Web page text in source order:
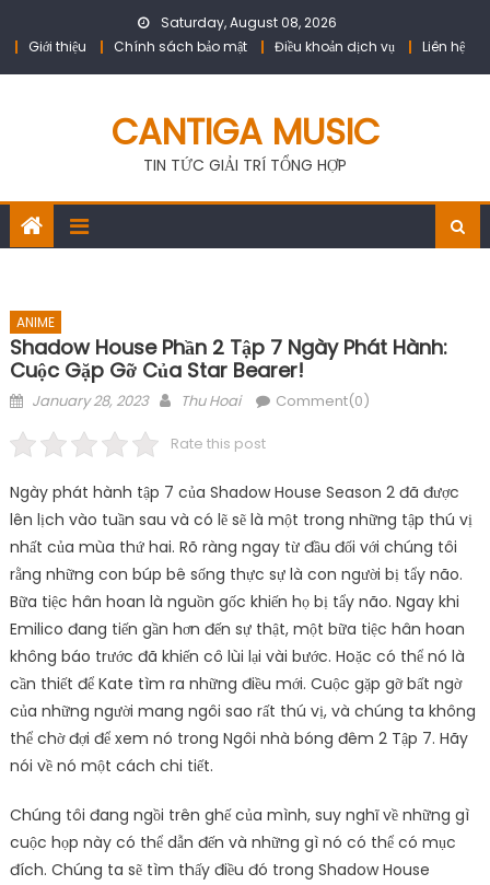
Saturday, August 08, 2026
Giới thiệu
Chính sách bảo mật Điều khoản dịch vụ Liên hệ
CANTIGA MUSIC
TIN TỨC GIẢI TRÍ TỔNG HỢP
ANIME
Shadow House Phần 2 Tập 7 Ngày Phát Hành:
Cuộc Gặp Gỡ Của Star Bearer!
Posted
January 28, 2023 Author
Thu Hoai Comment(0)
Rate this post
Ngày phát hành tập 7 của Shadow House Season 2 đã được
lên lịch vào tuần sau và có lẽ sẽ là một trong những tập thú vị
nhất của mùa thứ hai. Rõ ràng ngay từ đầu đối với chúng tôi
rằng những con búp bê sống thực sự là con người bị tẩy não.
Bữa tiệc hân hoan là nguồn gốc khiến họ bị tẩy não. Ngay khi
Emilico đang tiến gần hơn đến sự thật, một bữa tiệc hân hoan
không báo trước đã khiến cô lùi lại vài bước. Hoặc có thể nó là
cần thiết để Kate tìm ra những điều mới. Cuộc gặp gỡ bất ngờ
của những người mang ngôi sao rất thú vị, và chúng ta không
thể chờ đợi để xem nó trong Ngôi nhà bóng đêm 2 Tập 7. Hãy
nói về nó một cách chi tiết.
Chúng tôi đang ngồi trên ghế của mình, suy nghĩ về những gì
cuộc họp này có thể dẫn đến và những gì nó có thể có mục
đích. Chúng ta sẽ tìm thấy điều đó trong Shadow House